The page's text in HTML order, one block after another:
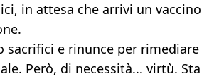
in attesa che arrivi un vaccino
sacrifici e rinunce per rimediare
Però, di necessità... virtù. Sta